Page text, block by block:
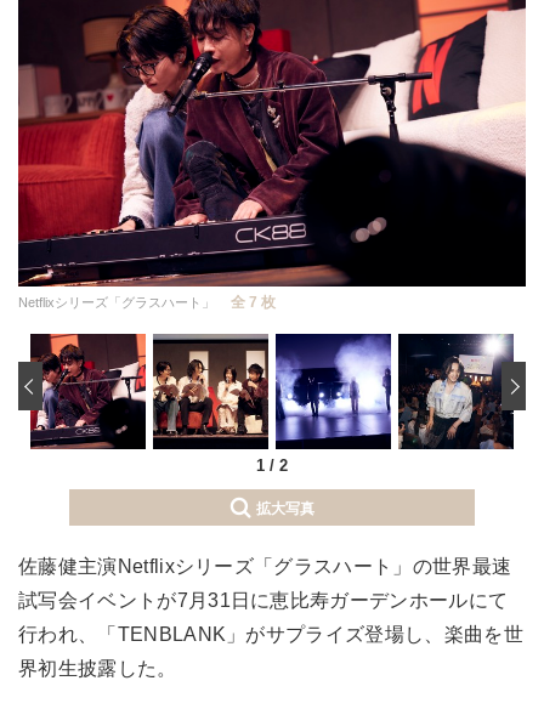
Netflixシリーズ「グラスハート」 全 7 枚
1 / 2
‹
拡大写真
佐藤健主演Netflixシリーズ「グラスハート」の世界最速
試写会イベントが7月31日に恵比寿ガーデンホールにて
行われ、「TENBLANK」がサプライズ登場し、楽曲を世
界初生披露した。